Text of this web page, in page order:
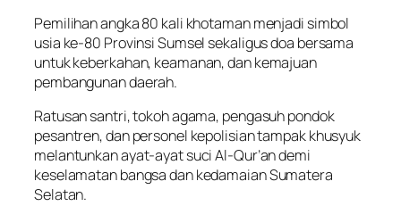
Pemilihan angka 80 kali khotaman menjadi simbol
usia ke-80 Provinsi Sumsel sekaligus doa bersama
untuk keberkahan, keamanan, dan kemajuan
pembangunan daerah.
Ratusan santri, tokoh agama, pengasuh pondok
pesantren, dan personel kepolisian tampak khusyuk
melantunkan ayat-ayat suci Al-Qur’an demi
keselamatan bangsa dan kedamaian Sumatera
Selatan.